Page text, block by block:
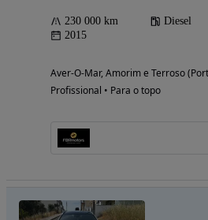
230 000 km Diesel
2015
Aver-O-Mar, Amorim e Terroso
Profissional • Para o topo